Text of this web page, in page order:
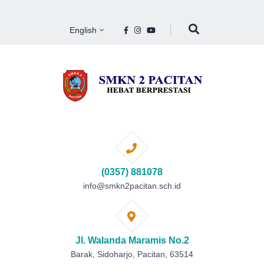
English
(0357) 881078
info@smkn2pacitan.sch.id
Jl. Walanda Maramis No.2
Barak, Sidoharjo, Pacitan, 63514